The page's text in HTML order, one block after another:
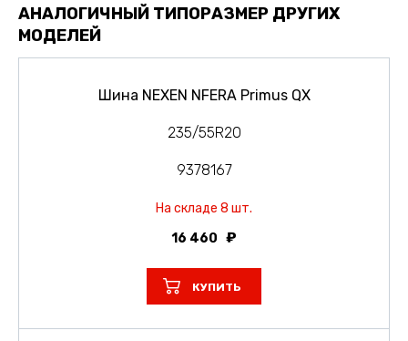
АНАЛОГИЧНЫЙ ТИПОРАЗМЕР ДРУГИХ
МОДЕЛЕЙ
Шина NEXEN NFERA Primus QX
235/55R20
9378167
На складе 8 шт.
16 460
КУПИТЬ